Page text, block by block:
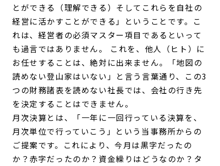
とができる（理解できる）そしてこれらを自社の
経営に活かすことができる」ということです。こ
れは、経営者の必須マスター項目であるといって
も過言ではありません。 これを、他人（ヒト）に
お任せすることは、絶対に出来ません。「地図の
読めない登山家はいない」と言う言葉通り、この3
つの財務諸表を読めない社長では、会社の行き先
を決定することはできません。
月次決算とは、「一年に一回行っている決算を、
月次単位で行っていこう」という当事務所からの
ご提案です。これにより、今月は黒字だったの
か？赤字だったのか？資金繰りはどうなのか？タ